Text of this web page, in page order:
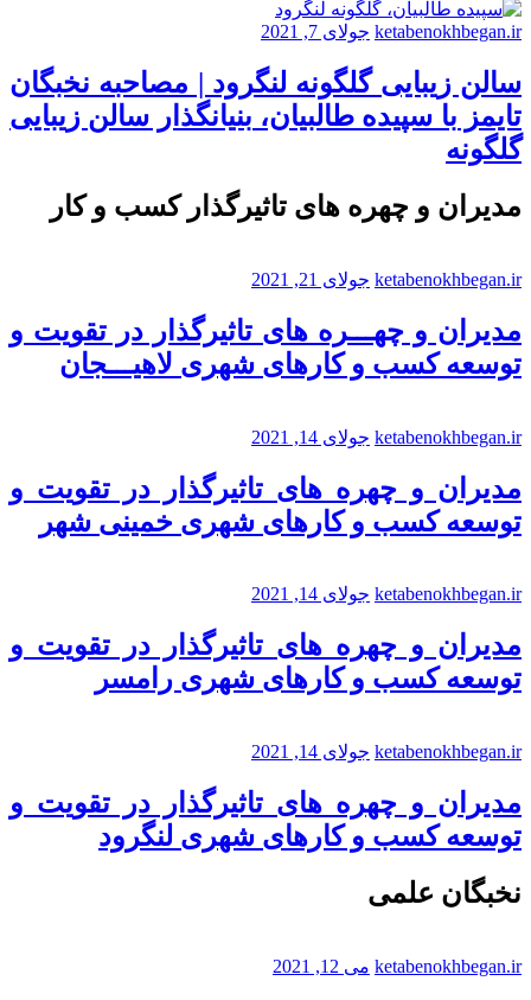
ketabenokhbegan.ir جولای 7, 2021
سالن زیبایی گلگونه لنگرود | مصاحبه نخبگان
تایمز با سپیده طالبیان، بنیانگذار سالن زیبایی
گلگونه
مدیران و چهره های تاثیرگذار کسب و کار
ketabenokhbegan.ir جولای 21, 2021
مدیران و چهـــره های تاثیرگذار در تقویت و
توسعه کسب و کارهای شهری لاهیـــجان
ketabenokhbegan.ir جولای 14, 2021
مدیران و چهره های تاثیرگذار در تقویت و
توسعه کسب و کارهای شهری خمینی شهر
ketabenokhbegan.ir جولای 14, 2021
مدیران و چهره های تاثیرگذار در تقویت و
توسعه کسب و کارهای شهری رامسر
ketabenokhbegan.ir جولای 14, 2021
مدیران و چهره های تاثیرگذار در تقویت و
توسعه کسب و کارهای شهری لنگرود
نخبگان علمی
ketabenokhbegan.ir می 12, 2021